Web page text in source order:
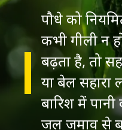
पौधे को
कभी गीली न
बढ़ता है, तो
या बेल सहारा
बारिश में पानी
जल जमाव से